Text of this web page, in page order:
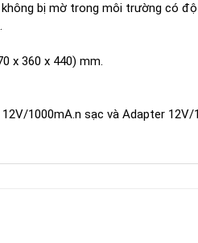
bị mờ trong môi trường có
x 360 x 440) mm.
1000mA.n sạc và Adapter 12V/